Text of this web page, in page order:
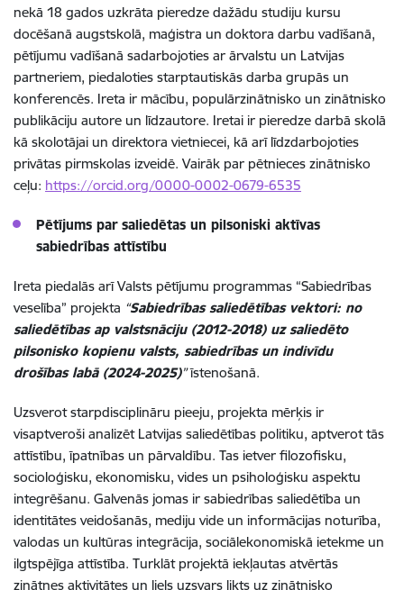
nekā 18 gados uzkrāta pieredze dažādu studiju kursu
docēšanā augstskolā, maģistra un doktora darbu vadīšanā,
pētījumu vadīšanā sadarbojoties ar ārvalstu un Latvijas
partneriem, piedaloties starptautiskās darba grupās un
konferencēs. Ireta ir mācību, populārzinātnisko un zinātnisko
publikāciju autore un līdzautore. Iretai ir pieredze darbā skolā
kā skolotājai un direktora vietniecei, kā arī līdzdarbojoties
privātas pirmskolas izveidē. Vairāk par pētnieces zinātnisko
ceļu: https://orcid.org/0000-0002-0679-6535
Pētījums par saliedētas un pilsoniski aktīvas
sabiedrības attīstību
Ireta piedalās arī Valsts pētījumu programmas “Sabiedrības
veselība” projekta “Sabiedrības saliedētības vektori: no
saliedētības ap valstsnāciju (2012-2018) uz saliedēto
pilsonisko kopienu valsts, sabiedrības un indivīdu
drošības labā (2024-2025)”īstenošanā.
Uzsverot starpdisciplināru pieeju, projekta mērķis ir
visaptveroši analizēt Latvijas saliedētības politiku, aptverot tās
attīstību, īpatnības un pārvaldību. Tas ietver filozofisku,
socioloģisku, ekonomisku, vides un psiholoģisku aspektu
integrēšanu. Galvenās jomas ir sabiedrības saliedētība un
identitātes veidošanās, mediju vide un informācijas noturība,
valodas un kultūras integrācija, sociālekonomiskā ietekme un
ilgtspējīga attīstība. Turklāt projektā iekļautas atvērtās
zinātnes aktivitātes un liels uzsvars likts uz zinātnisko